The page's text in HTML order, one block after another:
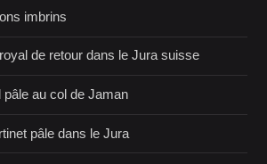
imbrins
de retour dans le Jura suisse
pâle au col de Jaman
pâle dans le Jura